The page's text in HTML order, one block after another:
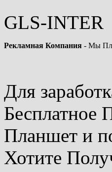
GLS-INTER
Рекламная Компания - Мы
Для
Бесплатное
Планшет и
Хотите